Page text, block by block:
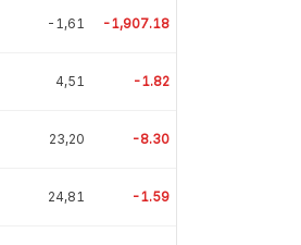
-1,61 -1,907.18
4,51 -1.82
23,20 -8.30
24,81 -1.59